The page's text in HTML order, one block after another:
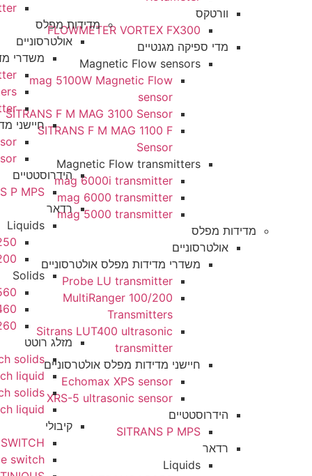
FLOWMETER VORTEX FX300
מדי ספיקה מגנטיים
Magnetic Flow sensors
mag 5100W Magnetic Flow
SITRANS F M MAG 3100 Sensor
SITRANS F M MAG 1100 F
Magnetic Flow transmitters
mag 6000i transmitter
mag 6000 transmitter
mag 5000 transmitter
משדרי מדידות מפלס אולטרסוניים
Probe LU transmitter
MultiRanger 100/200
Sitrans LUT400 ultrasonic
חיישני מדידות מפלס אולטרסוניים
Echomax XPS sensor
XRS-5 ultrasonic sensor
SITRANS P MPS
5000 transmitter
מדידות מפלס
אולטרסוניים
משדרי מדידות מפלס
LU transmitter
Transmitters
transmitter
חיישני מדידות מפלס
XPS sensor
ultrasonic sensor
הידרוסטטיים
SITRANS P MPS
רדאר
SITRANS LR250
Sitrans LR200
Solids
SITRANS LR560
SITRANS LR460
SITRANS LR260
מזלג רוטט
vibration switch solids
vbrating switch liquid
vibration switch solids
vibration switch liquid
קיבולי
SWITCH
capacitance switch